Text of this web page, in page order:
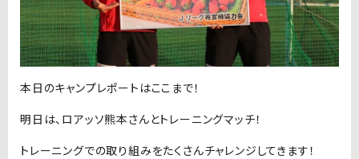
本日のキャンプレポートはここまで！
明日は、ロアッソ熊本さんとトレーニングマッチ！
トレーニングでの取り組みをたくさんチャレンジしてきます！